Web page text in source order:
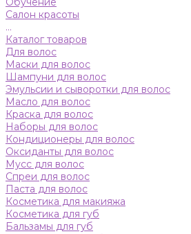
Салон красоты
...
Каталог товаров
Для волос
Маски для волос
Шампуни для волос
Эмульсии и сыворотки для волос
Масло для волос
Краска для волос
Наборы для волос
Кондиционеры для волос
Оксиданты для волос
Мусс для волос
Спреи для волос
Паста для волос
Косметика для макияжа
Косметика для губ
Бальзамы для губ